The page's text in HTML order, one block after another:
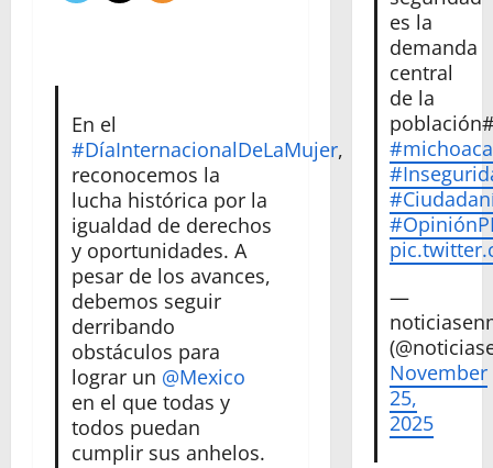
En el
#DíaInternacionalDeLaMujer,
reconocemos la
lucha histórica por la
igualdad de derechos
y oportunidades. A
pesar de los avances,
debemos seguir
derribando
obstáculos para
lograr un @Mexico
en el que todas y
todos puedan
cumplir sus anhelos.
es la
demanda
central
de la
—
November
25,
2025